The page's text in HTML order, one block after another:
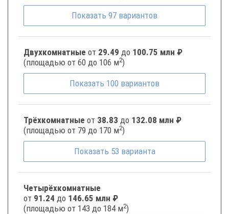
Показать 97 вариантов
Двухкомнатные от 29.49 до 100.75 млн ₽
(площадью от 60 до 106 м2)
Показать 100 вариантов
Трёхкомнатные от 38.83 до 132.08 млн ₽
(площадью от 79 до 170 м2)
Показать 53 варианта
Четырёхкомнатные
от 91.24 до 146.65 млн ₽
(площадью от 143 до 184 м2)